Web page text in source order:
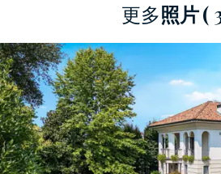
以及一系列專為
客房。家具的細節也同樣精雕
計師精心設計的全套家具，讓
用性與美感。別墅最負盛名的
院，它被設計成一個專屬的娛
休閒時光的理想之選，同時又
感。
更多照片(